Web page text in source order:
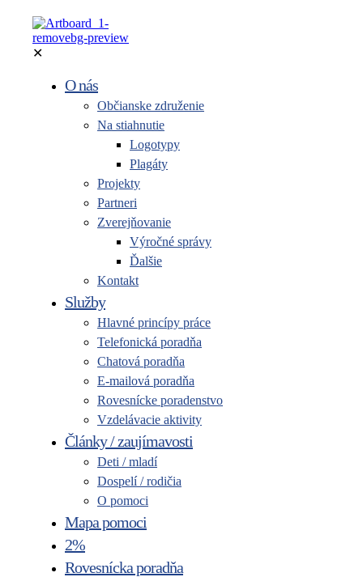
✕
O nás
Občianske združenie
Na stiahnutie
Logotypy
Plagáty
Projekty
Partneri
Zverejňovanie
Výročné správy
Ďalšie
Kontakt
Služby
Hlavné princípy práce
Telefonická poradňa
Chatová poradňa
E-mailová poradňa
Rovesnícke poradenstvo
Vzdelávacie aktivity
Články / zaujímavosti
Deti / mladí
Dospelí / rodičia
O pomoci
Mapa pomoci
2%
Rovesnícka poradňa